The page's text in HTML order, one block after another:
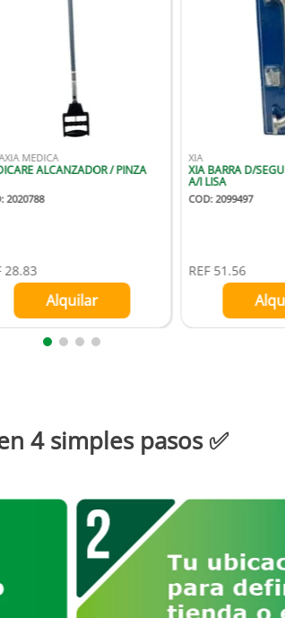
MEDICA
ALCANZADOR / PINZA
: 2020788
28.83
Alquilar
XIA
XIA BARRA D/
A/I LISA
COD: 2099497
REF 51.56
4 simples pasos ✅